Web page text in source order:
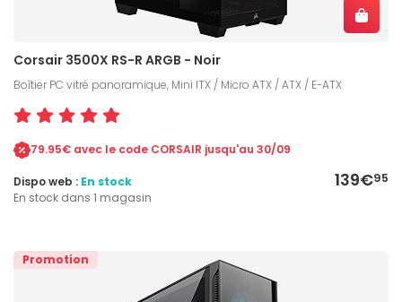
Corsair 3500X RS-R ARGB - Noir
Boîtier PC vitré panoramique, Mini ITX / Micro ATX / ATX / E-ATX
79.95€ avec le code CORSAIR jusqu'au 30/09
139€95
Dispo web : En stock
En stock dans 1 magasin
Promotion